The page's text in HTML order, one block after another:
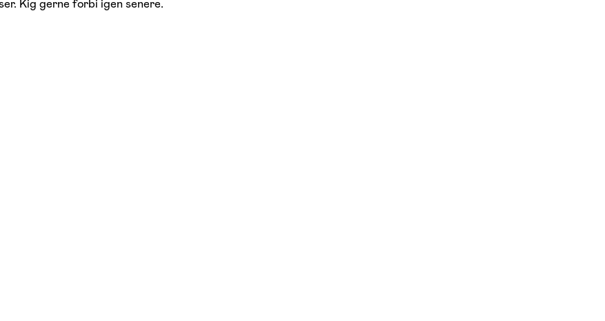
Kig gerne forbi igen senere.